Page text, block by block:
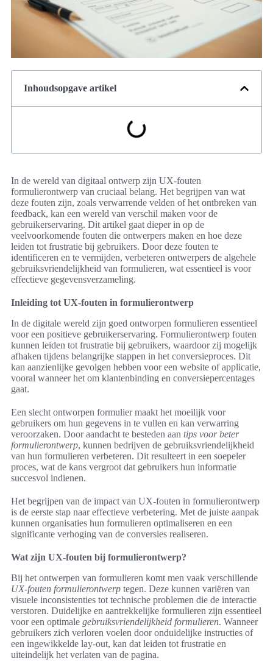
Inhoudsopgave artikel
In de wereld van digitaal ontwerp zijn UX-fouten
formulierontwerp van cruciaal belang. Het begrijpen van wat
deze fouten zijn, zoals verwarrende velden of het ontbreken van
feedback, kan een wereld van verschil maken voor de
gebruikerservaring. Dit artikel gaat dieper in op de
veelvoorkomende fouten die ontwerpers maken en hoe deze
leiden tot frustratie bij gebruikers. Door deze fouten te
identificeren en te vermijden, verbeteren ontwerpers de algehele
gebruiksvriendelijkheid van formulieren, wat essentieel is voor
effectieve gegevensverzameling.
Inleiding tot UX-fouten in formulierontwerp
In de digitale wereld zijn goed ontworpen formulieren essentieel
voor een positieve gebruikerservaring. Formulierontwerp fouten
kunnen leiden tot frustratie bij gebruikers, waardoor zij mogelijk
afhaken tijdens belangrijke stappen in het conversieproces. Dit
kan aanzienlijke gevolgen hebben voor een website of applicatie,
vooral wanneer het om klantenbinding en conversiepercentages
gaat.
Een slecht ontworpen formulier maakt het moeilijk voor
gebruikers om hun gegevens in te vullen en kan verwarring
veroorzaken. Door aandacht te besteden aan tips voor beter
formulierontwerp, kunnen bedrijven de gebruiksvriendelijkheid
van hun formulieren verbeteren. Dit resulteert in een soepeler
proces, wat de kans vergroot dat gebruikers hun informatie
succesvol indienen.
Het begrijpen van de impact van UX-fouten in formulierontwerp
is de eerste stap naar effectieve verbetering. Met de juiste aanpak
kunnen organisaties hun formulieren optimaliseren en een
significante verhoging van de conversies realiseren.
Wat zijn UX-fouten bij formulierontwerp?
Bij het ontwerpen van formulieren komt men vaak verschillende
UX-fouten formulierontwerp tegen. Deze kunnen variëren van
visuele inconsistenties tot technische problemen die de interactie
verstoren. Duidelijke en aantrekkelijke formulieren zijn essentieel
voor een optimale gebruiksvriendelijkheid formulieren. Wanneer
gebruikers zich verloren voelen door onduidelijke instructies of
een ingewikkelde lay-out, kan dat leiden tot frustratie en
uiteindelijk het verlaten van de pagina.